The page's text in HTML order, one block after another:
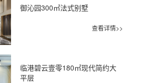
御沁园300㎡法式别墅
查看详情>>
临港碧云壹零180㎡现代简约大
平层